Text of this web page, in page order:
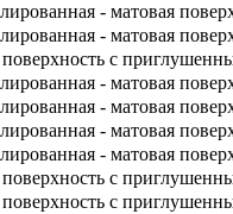
- матовая
- матовая
с
- матовая
- матовая
- матовая
- матовая
с
с